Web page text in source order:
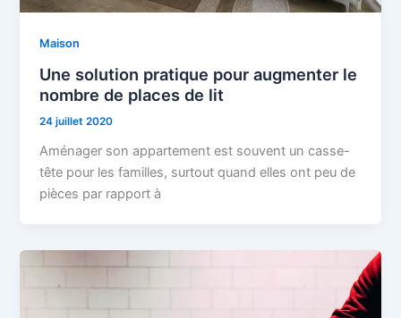
Maison
Une solution pratique pour augmenter le
nombre de places de lit
24 juillet 2020
Aménager son appartement est souvent un casse-
tête pour les familles, surtout quand elles ont peu de
pièces par rapport à